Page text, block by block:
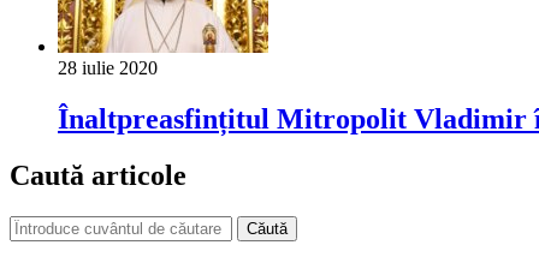
28 iulie 2020
Înaltpreasfințitul Mitropolit Vladimir
Caută articole
Căută